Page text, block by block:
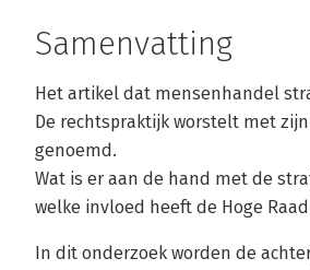
Samenvatting
Het artikel dat mensenhandel
De rechtspraktijk worstelt met
genoemd.
Wat is er aan de hand met de
welke invloed heeft de Hoge
In dit onderzoek worden de